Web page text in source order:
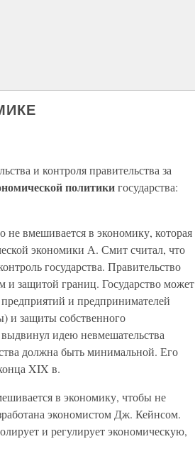
и контроля правительства за
политикигосударства:
не вмешивается в экономику, которая
экономики А. Смит считал, что
государства. Правительство
защитой границ. Государство может
и предпринимателей
и защиты собственного
идею невмешательства
должна быть минимальной. Его
XIX в.
в экономику, чтобы не
экономистом Дж. Кейнсом.
и регулирует экономическую,